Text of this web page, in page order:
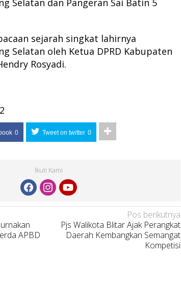
Selatan dan Pangeran Sai Batin 5
sejarah singkat lahirnya
Selatan oleh Ketua DPRD Kabupaten
Rosyadi.
0 Tweet on twitter 0
Ikuti Kami
APBD
Pos berikutnya
Pjs Walikota Blitar Ajak Perangkat
Daerah Kembangkan Semangat
Kompetisi